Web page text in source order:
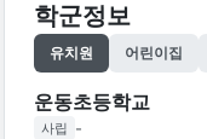
학군정보
유치원 어린이집
운동초등학교
사립 -